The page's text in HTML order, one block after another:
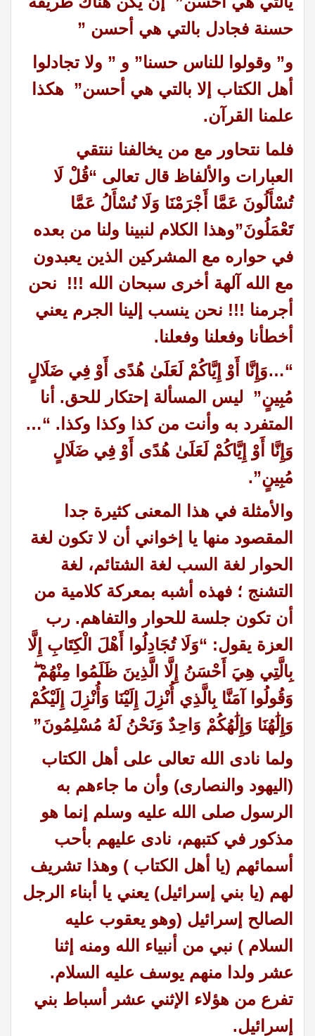
حسنة فجادل بالتي هي أحسن ”
و” وقولوا للناس حسنا” و ” ولا تجادلوا
أهل الكتاب إلا بالتي هي أحسن” هكذا
علمنا القرآن.
فلما نتحاور مع من يخالفنا ننتقي
العبارات والألفاظ قال تعالى “قُلْ لَا
تُسْأَلُونَ عَمَّا أَجْرَمْنَا وَلَا نُسْأَلُ عَمَّا
تَعْمَلُونَ”وهذا الكلام لنبينا ولنا من بعده
في حواره مع المشركين الذين يعبدون
مع الله آلهة أخرى سبحان الله !!! نحن
أجرمنا !!! نحن ينسب إلينا الجرم يعني
أخطأنا وفعلنا وفعلنا.
“…وَإِنَّا أَوْ إِيَّاكُمْ لَعَلَىٰ هُدًى أَوْ فِي ضَلَالٍ
مُبِينٍ” ليس المسألة إحتكار للحق. أنا
المتفرد به وأنت من كذا وكذا وكذا. “…
وَإِنَّا أَوْ إِيَّاكُمْ لَعَلَىٰ هُدًى أَوْ فِي ضَلَالٍ
مُبِينٍ”.
والأمثلة في هذا المعنى كثيرة جدا
المقصود منها يا إخواني أن لا تكون لغة
الحوار لغة السب لغة الشتائم، لغة
التشنج ؛ فهذه أشبه بمعركة كلامية من
أن تكون جلسة للحوار والتفاهم. رب
العزة يقول: “وَلَا تُجَادِلُوا أَهْلَ الْكِتَابِ إِلَّا
بِالَّتِي هِيَ أَحْسَنُ إِلَّا الَّذِينَ ظَلَمُوا مِنْهُمْ ۖ
وَقُولُوا آمَنَّا بِالَّذِي أُنْزِلَ إِلَيْنَا وَأُنْزِلَ إِلَيْكُمْ
وَإِلَٰهُنَا وَإِلَٰهُكُمْ وَاحِدٌ وَنَحْنُ لَهُ مُسْلِمُونَ”
ولما نادى الله تعالى على أهل الكتاب
(اليهود والنصارى) وأن ما جاءهم به
الرسول صلى الله عليه وسلم إنما هو
مذكور في كتبهم، نادى عليهم بأحب
أسمائهم (يا أهل الكتاب ) وهذا تشريف
لهم (يا بني إسرائيل) يعني يا أبناء الرجل
الصالح إسرائيل (وهو يعقوب عليه
السلام ) نبي من أنبياء الله ومنه إثنا
عشر ولدا منهم يوسف عليه السلام.
تفرع من هؤلاء الإثني عشر أسباط بني
إسرائيل.